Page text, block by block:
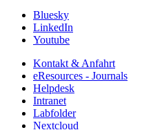
Bluesky
LinkedIn
Youtube
Kontakt & Anfahrt
eResources - Journals
Helpdesk
Intranet
Labfolder
Nextcloud